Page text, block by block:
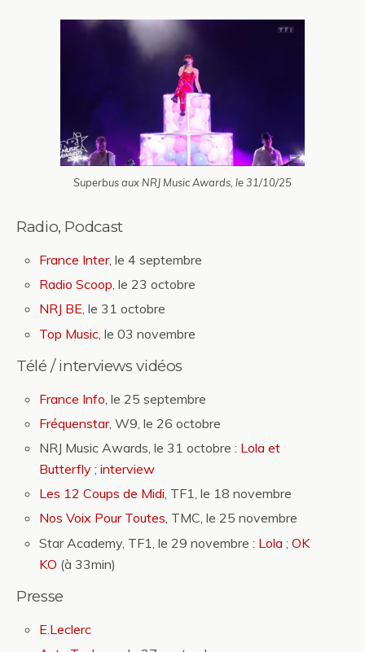
Superbus aux NRJ Music Awards, le 31/10/25
Radio, Podcast
France Inter, le 4 septembre
Radio Scoop, le 23 octobre
NRJ BE, le 31 octobre
Top Music , le 03 novembre
Télé / interviews vidéos
France Info , le 25 septembre
Fréquenstar, W9, le 26 octobre
NRJ Music Awards, le 31 octobre : Lola et
Butterfly ;interview
Les 12 Coups de Midi, TF1, le 18 novembre
Nos Voix Pour Toutes, TMC, le 25 novembre
Star Academy, TF1, le 29 novembre : Lola ;OK
KO (à 33min)
Presse
E.Leclerc